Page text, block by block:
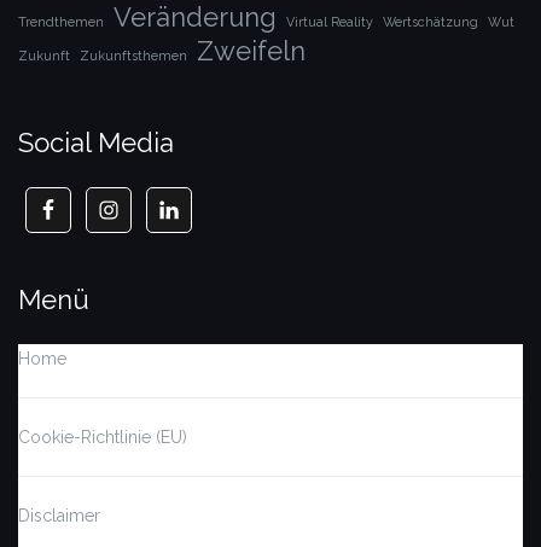
Trendthemen Veränderung Virtual Reality Wertschätzung Wut
Zukunft Zukunftsthemen Zweifeln
Social Media
Menü
Home
Cookie-Richtlinie (EU)
Disclaimer